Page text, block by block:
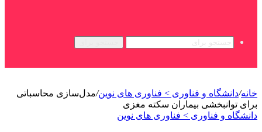
خانه/دانشگاه و فناوری > فناوری های نوین/مدل‌سازی محاسباتی
برای توانبخشی بیماران سکته مغزی
دانشگاه و فناوری > فناوری های نوین